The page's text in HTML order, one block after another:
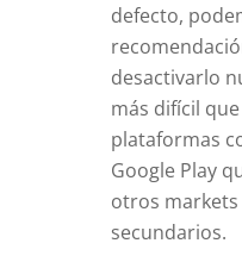
defecto,
desactivarlo
más difícil
plataformas
Google Play
otros
secundarios.